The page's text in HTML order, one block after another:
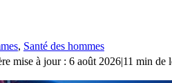
, Santé des hommes
mise à jour : 6 août 2026|11 min de